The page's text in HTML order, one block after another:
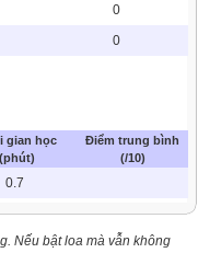
0
0
gian học
(phút)
Điểm trung bình
(/10)
0.7
Nếu bật loa mà vẫn không